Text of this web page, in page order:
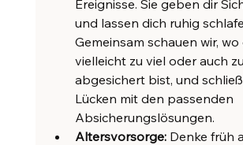
Ereignisse. Sie geben dir
und lassen dich ruhig
Gemeinsam schauen wir, wo
vielleicht zu viel oder auch
abgesichert bist, und
Lücken mit den passenden
Absicherungslösungen.
Altersvorsorge: Denke früh